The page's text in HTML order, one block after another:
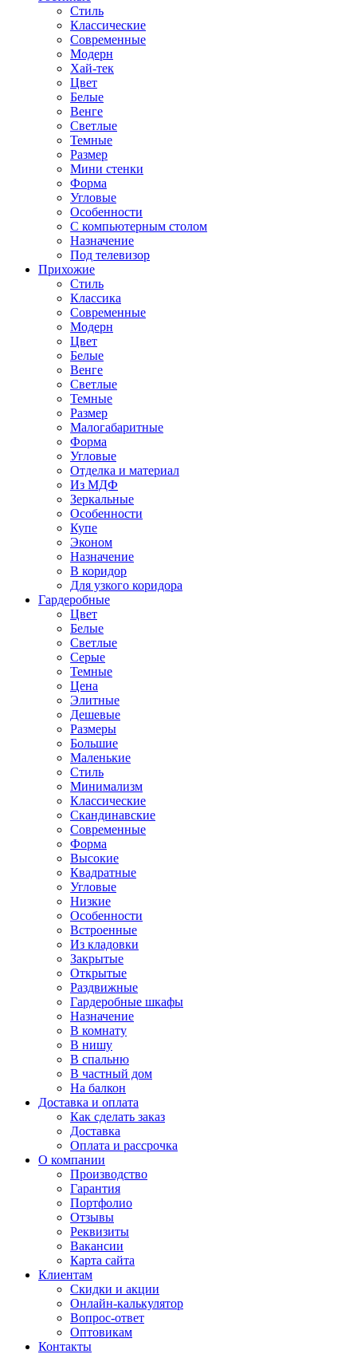
Стиль
Классические
Современные
Модерн
Хай-тек
Цвет
Белые
Венге
Светлые
Темные
Размер
Мини стенки
Форма
Угловые
Особенности
С компьютерным столом
Назначение
Под телевизор
Прихожие
Стиль
Классика
Современные
Модерн
Цвет
Белые
Венге
Светлые
Темные
Размер
Малогабаритные
Форма
Угловые
Отделка и материал
Из МДФ
Зеркальные
Особенности
Купе
Эконом
Назначение
В коридор
Для узкого коридора
Гардеробные
Цвет
Белые
Светлые
Серые
Темные
Цена
Элитные
Дешевые
Размеры
Большие
Маленькие
Стиль
Минимализм
Классические
Скандинавские
Современные
Форма
Высокие
Квадратные
Угловые
Низкие
Особенности
Встроенные
Из кладовки
Закрытые
Открытые
Раздвижные
Гардеробные шкафы
Назначение
В комнату
В нишу
В спальню
В частный дом
На балкон
Доставка и оплата
Как сделать заказ
Доставка
Оплата и рассрочка
О компании
Производство
Гарантия
Портфолио
Отзывы
Реквизиты
Вакансии
Карта сайта
Клиентам
Скидки и акции
Онлайн-калькулятор
Вопрос-ответ
Оптовикам
Контакты